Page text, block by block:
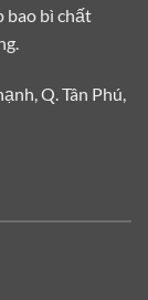
bao bì chất
Q. Tân Phú,